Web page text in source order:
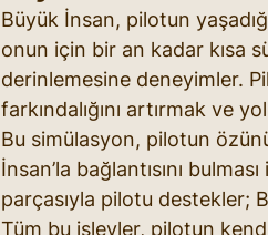
Büyük İnsan, pilotun
onun için bir an kadar kısa
derinlemesine deneyimler.
farkındalığını artırmak ve
Bu simülasyon, pilotun
İnsan’la bağlantısını
parçasıyla pilotu destekler;
Tüm bu işlevler, pilotun